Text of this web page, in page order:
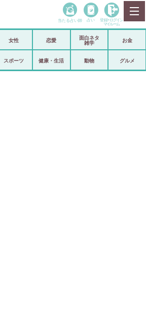
政治
当たる占い師 占い 登録• ログイン
マイルーム
女性 恋愛
面白ネタ
雑学
お金
スポーツ 健康・生活 動物 グルメ